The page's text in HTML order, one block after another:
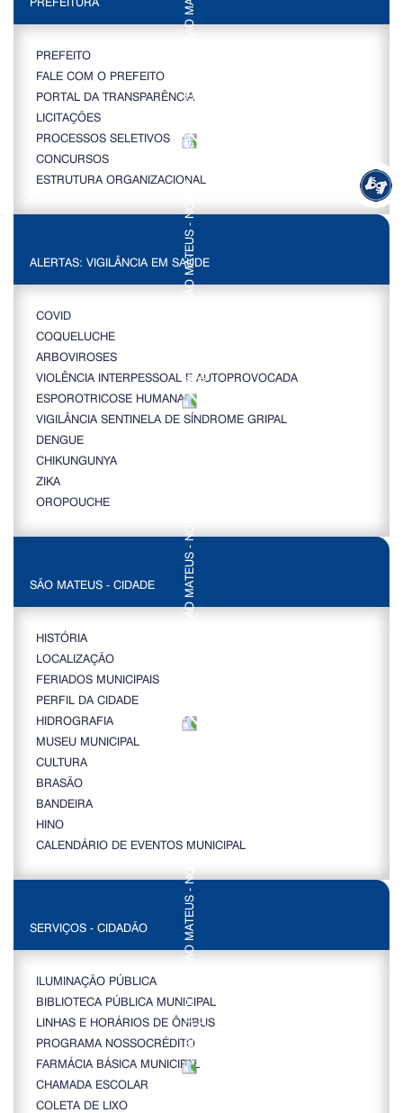
PREFEITO
FALE COM O PREFEITO
PORTAL DA TRANSPARÊNCIA
LICITAÇÕES
PROCESSOS SELETIVOS
CONCURSOS
ESTRUTURA ORGANIZACIONAL
ALERTAS: VIGILÂNCIA EM SAÚDE
COVID
COQUELUCHE
ARBOVIROSES
VIOLÊNCIA INTERPESSOAL E AUTOPROVOCADA
ESPOROTRICOSE HUMANA
VIGILÂNCIA SENTINELA DE SÍNDROME GRIPAL
DENGUE
CHIKUNGUNYA
ZIKA
OROPOUCHE
SÃO MATEUS - CIDADE
HISTÓRIA
LOCALIZAÇÃO
FERIADOS MUNICIPAIS
PERFIL DA CIDADE
HIDROGRAFIA
MUSEU MUNICIPAL
CULTURA
BRASÃO
BANDEIRA
HINO
CALENDÁRIO DE EVENTOS MUNICIPAL
SERVIÇOS - CIDADÃO
ILUMINAÇÃO PÚBLICA
BIBLIOTECA PÚBLICA MUNICIPAL
LINHAS E HORÁRIOS DE ÔNIBUS
PROGRAMA NOSSOCRÉDITO
FARMÁCIA BÁSICA MUNICIPAL
CHAMADA ESCOLAR
COLETA DE LIXO